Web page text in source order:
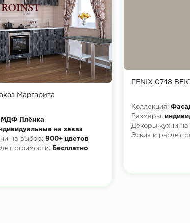
Маргарита
МДФ Плёнка
на заказ
на выбор: 900+ цветов
стоимости:
Бесплатно
FENIX 0748
Коллекция:
Размеры:
Декоры кухни на
Эскиз и расчет